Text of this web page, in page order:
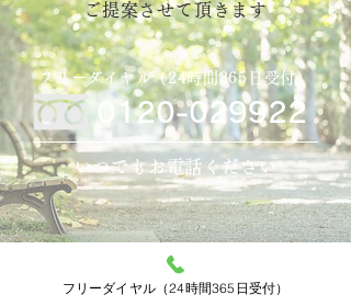
ご提案させて頂きます
フリーダイヤル（24時間365日受付）
0120-029922
いつでもお電話ください
フリーダイヤル（24時間365日受付）